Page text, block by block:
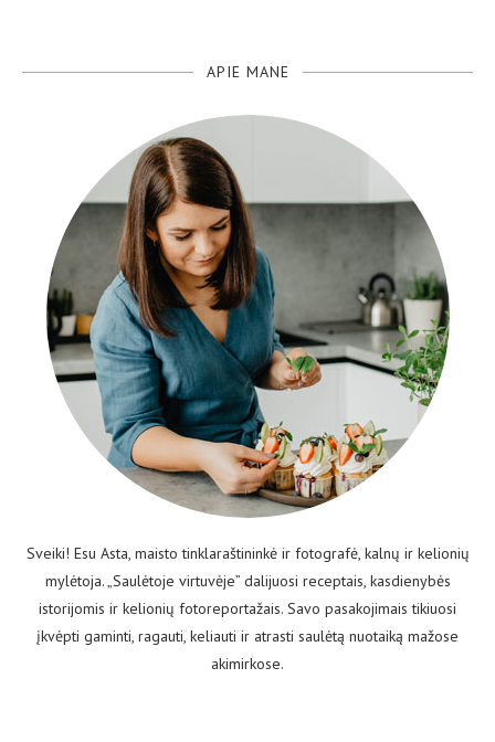
APIE MANE
Sveiki! Esu Asta, maisto tinklaraštininkė ir fotografė, kalnų ir kelionių
mylėtoja. „Saulėtoje virtuvėje” dalijuosi receptais, kasdienybės
istorijomis ir kelionių fotoreportažais. Savo pasakojimais tikiuosi
įkvėpti gaminti, ragauti, keliauti ir atrasti saulėtą nuotaiką mažose
akimirkose.